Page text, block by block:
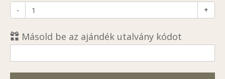
- +
Másold be az ajándék utalvány kódot